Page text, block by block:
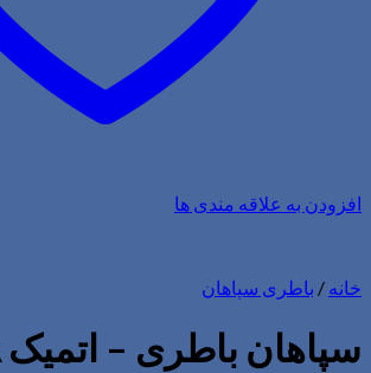
افزودن به علاقه مندی ها
خانه / باطری سپاهان
سپاهان باطری – اتمیک ۸۸ آمپر